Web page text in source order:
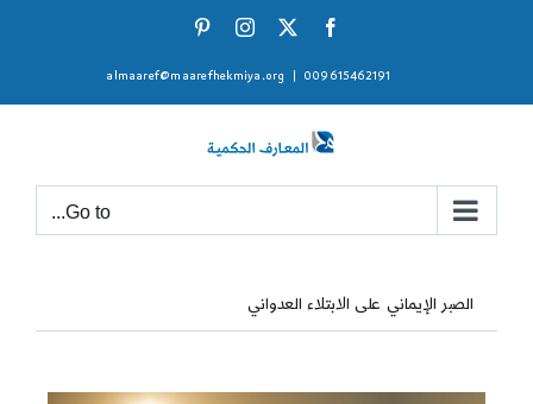
Facebook
X
Instagram
009615462191
almaaref@maarefhekmiya.org
Go to...
الصبر الإيماني على الابتلاء العدواني